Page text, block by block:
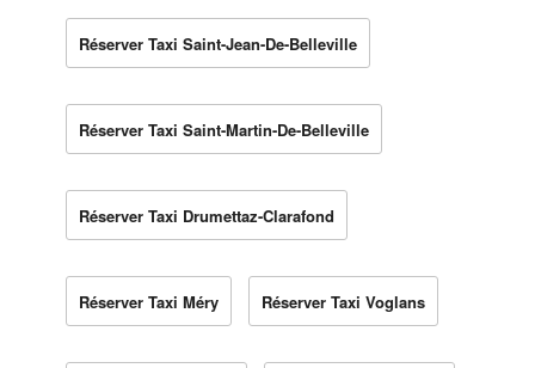
Réserver Taxi Saint-Jean-De-Belleville
Réserver Taxi Saint-Martin-De-Belleville
Réserver Taxi Drumettaz-Clarafond
Réserver Taxi Méry Réserver Taxi Voglans